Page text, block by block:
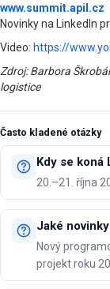
www.summit.apil.cz
Novinky na LinkedIn
Video: https://
Zdroj: Barbora
logistice
Často kladené otázky
Kdy se koná
20.–21. října
Jaké
Nový
projekt roku